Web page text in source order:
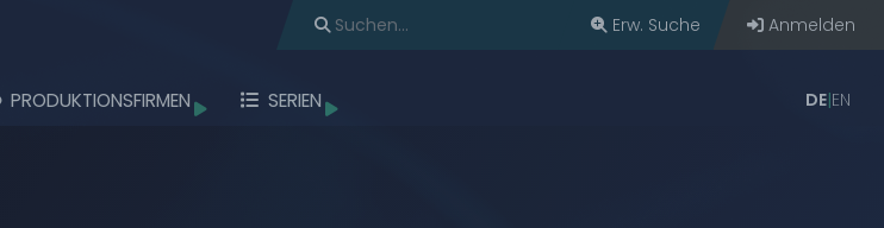
Erw. Suche Anmelden
PRODUKTIONSFIRMEN SERIEN DE EN